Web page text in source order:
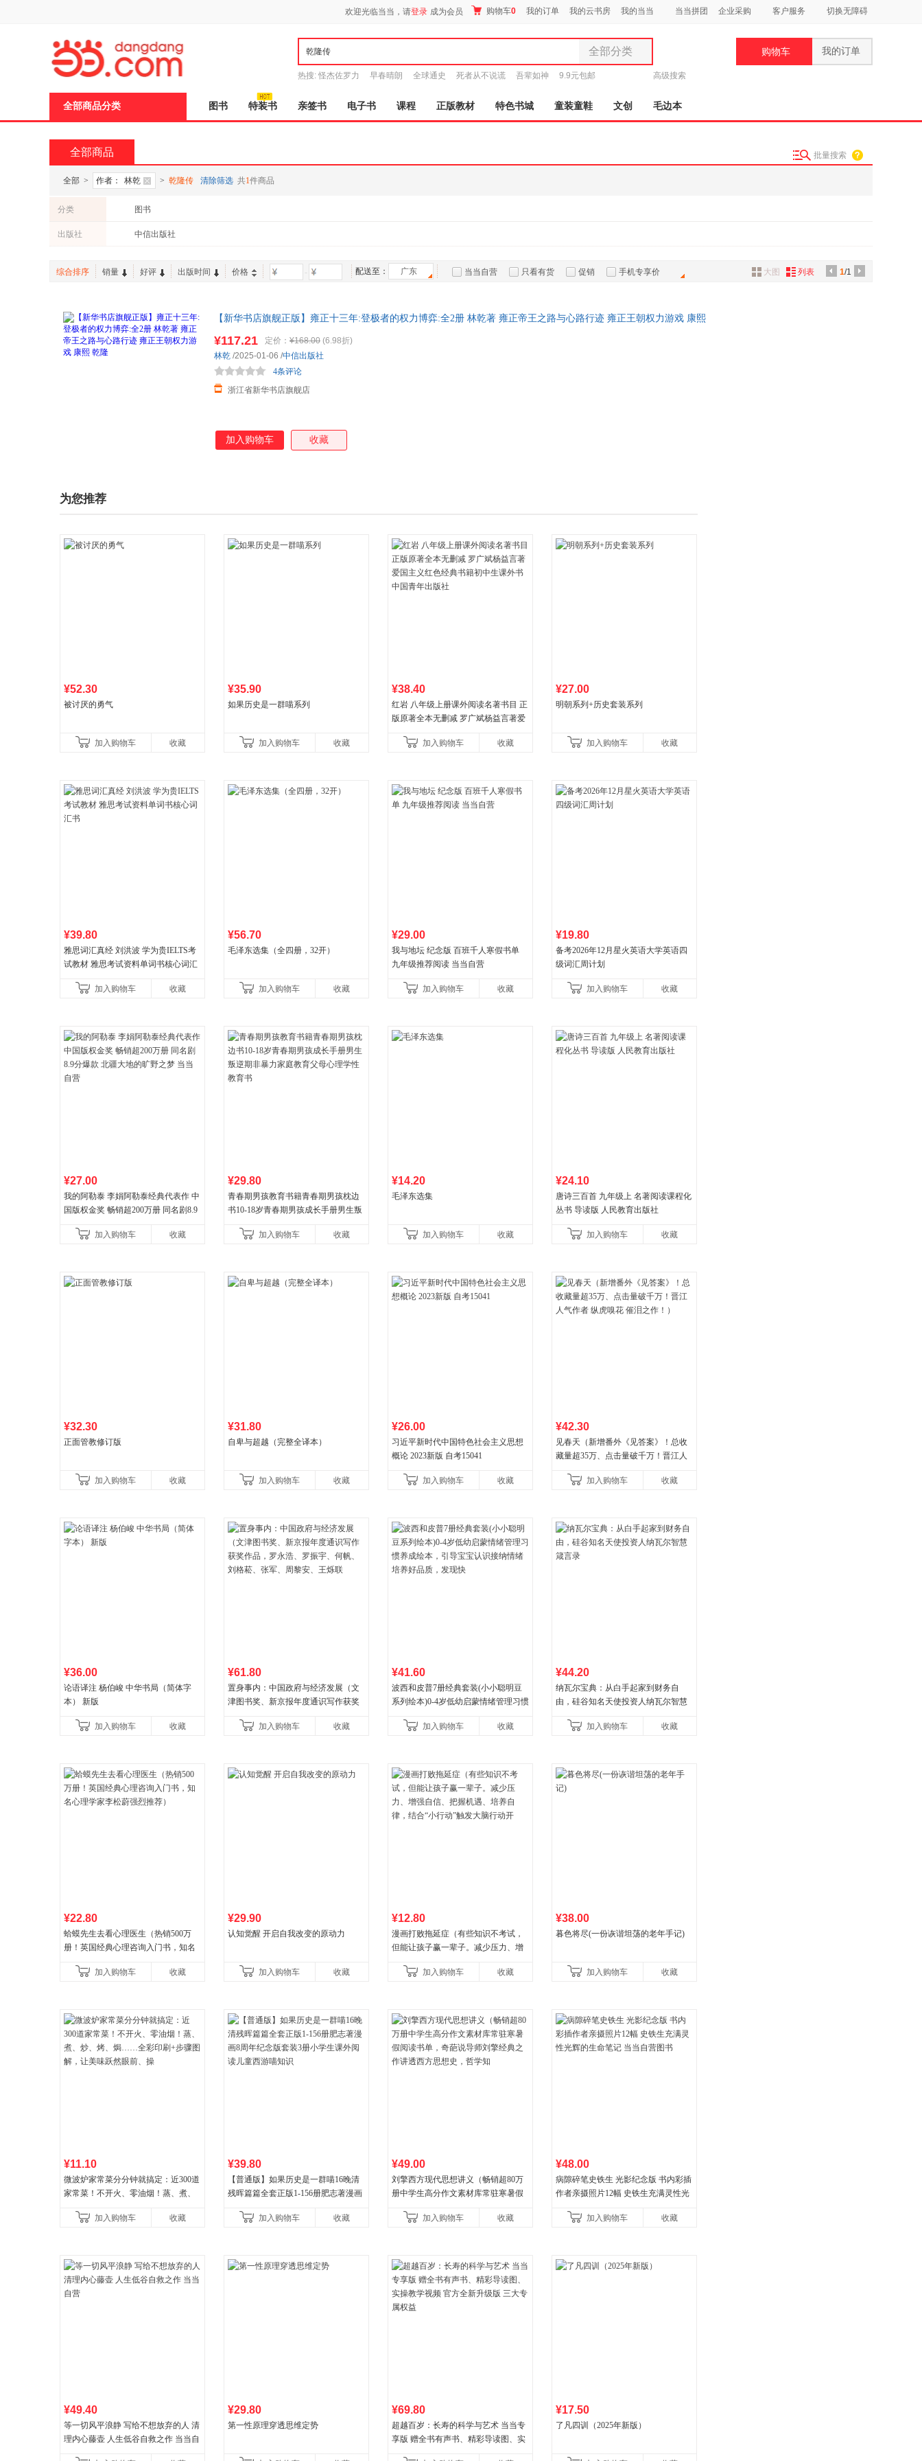
欢迎光临当当，请登录 成为会员 购物车0 我的订单 我的云书房 我的当当 当当拼团 企业采购 客户服务 切换无障碍
全部分类
全部分类
图书
电子书
家具装饰
箱包皮具
热搜: 怪杰佐罗力 早春晴朗 全球通史 死者从不说谎 吾辈如神 9.9元包邮 高级搜索
购物车 我的订单
全部商品分类 图书 特装书 亲签书 电子书 课程 正版教材 特色书城 童装童鞋 文创 毛边本
全部商品 批量搜索
全部 > 作者： 林乾 > 乾隆传 清除筛选 共1件商品
分类 图书
出版社 中信出版社
综合排序 销量 好评 出版时间 价格 - 配送至： 广东 当当自营 只看有货 促销 手机专享价 1/1
大图 列表
【新华书店旗舰正版】雍正十三年:登极者的权力博弈:全2册 林乾著 雍正帝王之路与心路行迹 雍正王朝权力游戏 康熙
¥117.21 定价： ¥168.00 (6.98折)
浙江省新华书店旗舰店
4条评论
林乾 /2025-01-06 /中信出版社
加入购物车 收藏
为您推荐
¥52.30
被讨厌的勇气
加入购物车 收藏
¥35.90
如果历史是一群喵系列
加入购物车 收藏
¥38.40
红岩 八年级上册课外阅读名著书目 正
版原著全本无删减 罗广斌杨益言著爱
国青年出版社加入购物车 收藏
¥27.00
明朝系列+历史套装系列
加入购物车 收藏
¥39.80
雅思词汇真经 刘洪波 学为贵IELTS考
试教材 雅思考试资料单词书核心词汇
加入购物车
收藏
¥56.70
毛泽东选集（全四册，32开）
加入购物车 收藏
¥29.00
我与地坛 纪念版 百班千人寒假书单
九年级推荐阅读 当当自营
加入购物车 收藏
¥19.80
备考2026年12月星火英语大学英语四
级词汇周计划
加入购物车 收藏
¥27.00
我的阿勒泰 李娟阿勒泰经典代表作 中
国版权金奖 畅销超200万册 同名剧8.9
加入购物车
收藏
¥29.80
青春期男孩教育书籍青春期男孩枕边
书10-18岁青春期男孩成长手册男生叛
育书
加入购物车 收藏
¥14.20
毛泽东选集
加入购物车 收藏
¥24.10
唐诗三百首 九年级上 名著阅读课程化
丛书 导读版 人民教育出版社
加入购物车 收藏
¥32.30
正面管教修订版
加入购物车 收藏
¥31.80
自卑与超越（完整全译本）
加入购物车 收藏
¥26.00
习近平新时代中国特色社会主义思想
概论 2023新版 自考15041
加入购物车 收藏
¥42.30
见春天（新增番外《见答案》！总收
藏量超35万、点击量破千万！晋江人
加入购物车
收藏
¥36.00
论语译注 杨伯峻 中华书局（简体字
本） 新版
加入购物车 收藏
¥61.80
置身事内：中国政府与经济发展（文
津图书奖、新京报年度通识写作获奖
菘、张军、周黎安、王烁联
加入购物车 收藏
¥41.60
波西和皮普7册经典套装(小小聪明豆
系列绘本)0-4岁低幼启蒙情绪管理习惯
养好品质，发现快
加入购物车 收藏
¥44.20
纳瓦尔宝典：从白手起家到财务自
由，硅谷知名天使投资人纳瓦尔智慧
加入购物车
收藏
¥22.80
蛤蟆先生去看心理医生（热销500万
册！英国经典心理咨询入门书，知名
加入购物车
收藏
¥29.90
认知觉醒 开启自我改变的原动力
加入购物车 收藏
¥12.80
漫画打败拖延症（有些知识不考试，
但能让孩子赢一辈子。减少压力、增
合“小行动”触发大脑行动开
加入购物车 收藏
¥38.00
暮色将尽(一份诙谐坦荡的老年手记)
加入购物车 收藏
¥11.10
微波炉家常菜分分钟就搞定：近300道
家常菜！不开火、零油烟！蒸、煮、
让美味跃然眼前、操
加入购物车 收藏
¥39.80
【普通版】如果历史是一群喵16晚清
残晖篇篇全套正版1-156册肥志著漫画
儿童西游喵知识
加入购物车 收藏
¥49.00
刘擎西方现代思想讲义（畅销超80万
册中学生高分作文素材库常驻寒暑假
讲透西方思想史，哲学知
加入购物车 收藏
¥48.00
病隙碎笔史铁生 光影纪念版 书内彩插
作者亲摄照片12幅 史铁生充满灵性光
加入购物车
收藏
¥49.40
等一切风平浪静 写给不想放弃的人 清
理内心藤壶 人生低谷自救之作 当当自
¥29.80
第一性原理穿透思维定势
¥69.80
超越百岁：长寿的科学与艺术 当当专
享版 赠全书有声书、精彩导读图、实
¥17.50
了凡四训（2025年新版）
页